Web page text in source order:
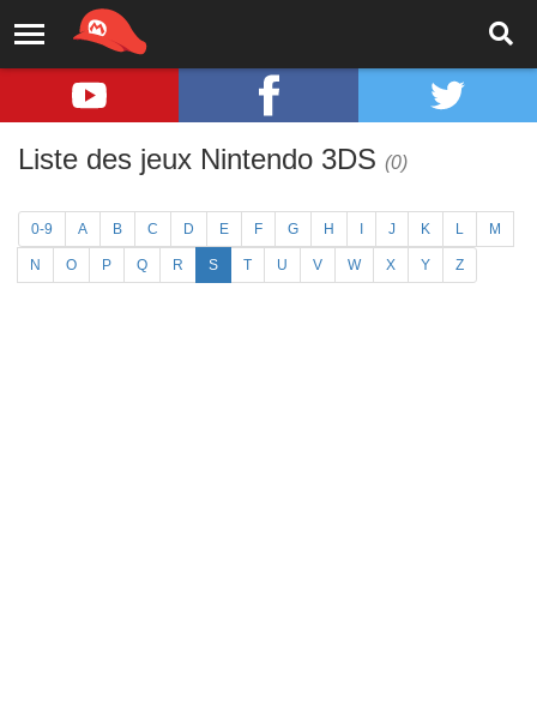
Liste des jeux Nintendo 3DS (0)
0-9 A B C D E F G H J K L M
N O P Q R S T U V W X Y Z